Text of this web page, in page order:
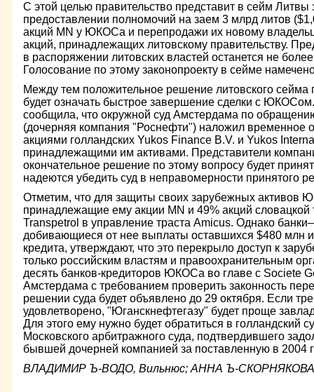
С этой целью правительство представит в сейм Литвы
предоставлении полномочий на заем 3 млрд литов
акций MN у ЮКОСа и перепродажи их новому
акций, принадлежащих литовскому правительству.
в распоряжении литовских властей останется не
Голосование по этому законопроекту в сейме
Между тем положительное решение литовского сейма
будет означать быстрое завершение сделки с
сообщила, что окружной суд Амстердама по
(дочерняя компания "Роснефти") наложил временное
акциями голландских Yukos Finance B.V. и Yukos
принадлежащими им активами. Представители
окончательное решение по этому вопросу будет
надеются убедить суд в неправомерности принятого
Отметим, что для защиты своих зарубежных активов
принадлежащие ему акции MN и 49% акций
Transpetrol в управление траста Amicus. Однако
добивающиеся от нее выплаты оставшихся $480 млн
кредита, утверждают, что это перекрыло доступ к
только российским властям и правоохранительным
десять банков-кредиторов ЮКОСа во главе с Societe
Амстердама с требованием проверить законность
решении суда будет объявлено до 29 октября. Если
удовлетворено, "Юганскнефтегазу" будет проще
Для этого ему нужно будет обратиться в голландский
Московского арбитражного суда, подтвердившего
бывшей дочерней компанией за поставленную в 2004
ВЛАДИМИР Ъ-ВОДО, Вильнюс; АННА Ъ-СКОРНЯКОВА